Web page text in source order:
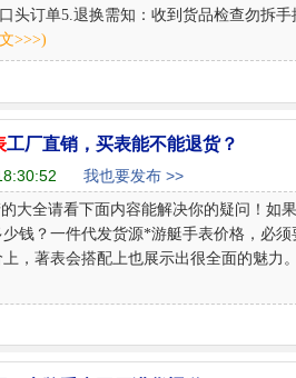
头订单5.退换需知：收到货品检查勿拆
>>>)
工厂直销，买表能不能退货？
我也要发布 >>
大全请看下面内容能解决你的疑问！如
钱？一件代发货源*游艇手表价格，必
，著表会搭配上也展示出很全面的魅力